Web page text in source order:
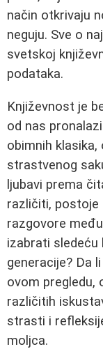
način otkrivaju
neguju. Sve o
svetskoj
podataka.
Književnost je
od nas
obimnih
strastvenog
ljubavi prema
različiti, postoje
razgovore
izabrati sledeću
generacije? Da
ovom pregledu,
različitih
strasti i
moljca.